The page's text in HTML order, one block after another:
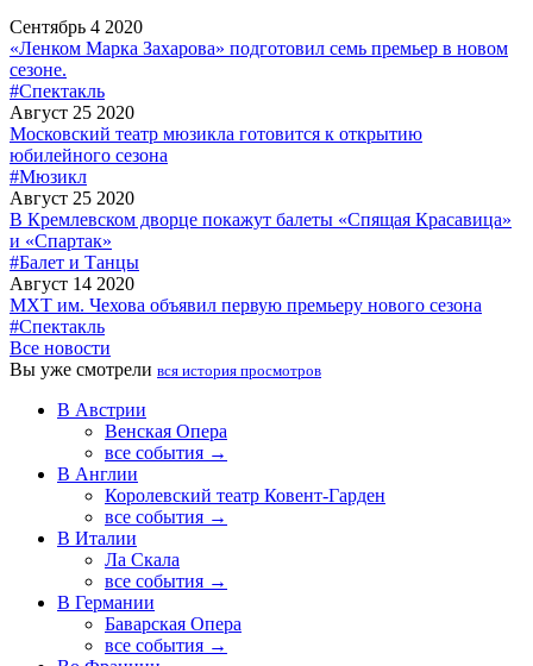
Сентябрь 4 2020
«Ленком Марка Захарова» подготовил семь премьер в новом
сезоне.
#Спектакль
Август 25 2020
Московский театр мюзикла готовится к открытию
юбилейного сезона
#Мюзикл
Август 25 2020
В Кремлевском дворце покажут балеты «Спящая Красавица»
и «Спартак»
#Балет и Танцы
Август 14 2020
МХТ им. Чехова объявил первую премьеру нового сезона
#Спектакль
Все новости
Вы уже смотрели вся история просмотров
В Австрии
Венская Опера
все события →
В Англии
Королевский театр Ковент-Гарден
все события →
В Италии
Ла Скала
все события →
В Германии
Баварская Опера
все события →